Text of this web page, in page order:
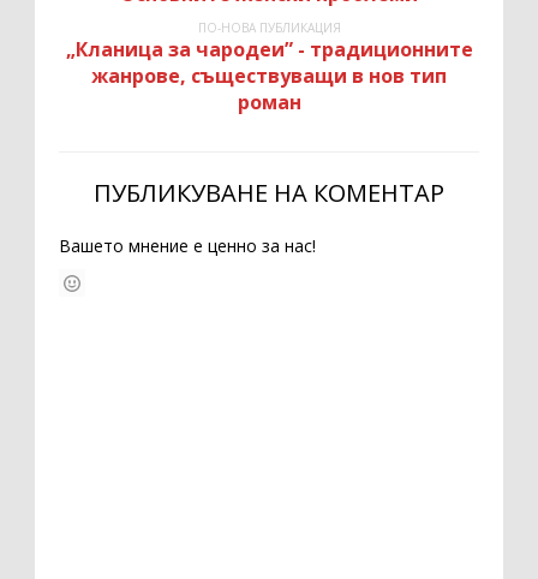
ПО-НОВА ПУБЛИКАЦИЯ
„Кланица за чародеи” - традиционните
жанрове, съществуващи в нов тип
роман
ПУБЛИКУВАНЕ НА КОМЕНТАР
Вашето мнение е ценно за нас!